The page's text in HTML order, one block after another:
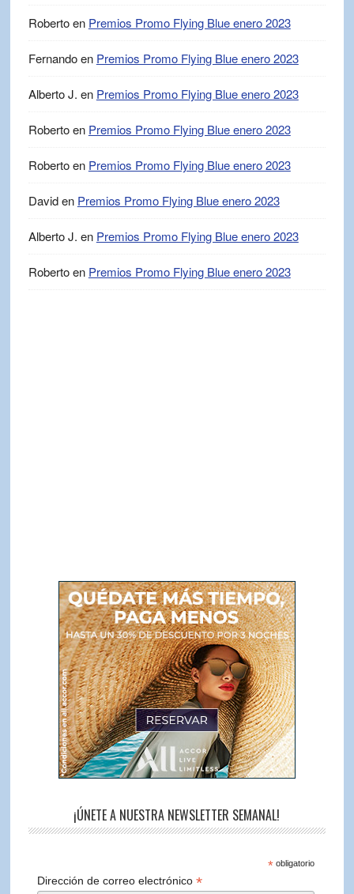
Robertoen Premios Promo Flying Blue enero 2023
Fernandoen Premios Promo Flying Blue enero 2023
Alberto J. en Premios Promo Flying Blue enero 2023
Robertoen Premios Promo Flying Blue enero 2023
Robertoen Premios Promo Flying Blue enero 2023
Daviden Premios Promo Flying Blue enero 2023
Alberto J. en Premios Promo Flying Blue enero 2023
Robertoen Premios Promo Flying Blue enero 2023
¡ÚNETE A NUESTRA NEWSLETTER SEMANAL!
*obligatorio
Dirección de correo electrónico*